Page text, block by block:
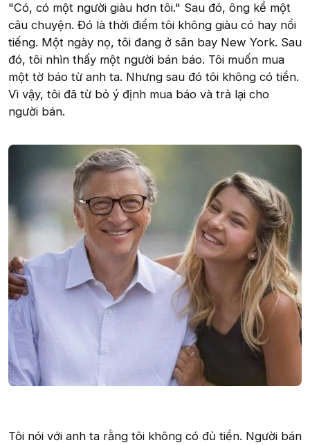
"Có, có một người giàu hơn tôi." Sau đó, ông kể một
câu chuyện. Đó là thời điểm tôi không giàu có hay nổi
tiếng. Một ngày nọ, tôi đang ở sân bay New York. Sau
đó, tôi nhìn thấy một người bán báo. Tôi muốn mua
một tờ báo từ anh ta. Nhưng sau đó tôi không có tiền.
Vì vậy, tôi đã từ bỏ ý định mua báo và trả lại cho
người bán.
Tôi nói với anh ta rằng tôi không có đủ tiền. Người bán